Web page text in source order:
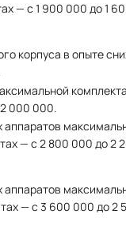
— с 1 900 000 до 1
корпуса в опыте
000 000.
— с 2 800 000 до 2
— с 3 600 000 до 2